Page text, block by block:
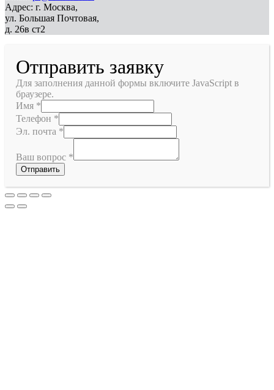
Адрес: г. Москва,
ул. Большая Почтовая,
д. 26в ст2
Отправить заявку
Для заполнения данной формы включите JavaScript в
браузере.
Имя *
Телефон *
Эл. почта *
Ваш вопрос *
Отправить